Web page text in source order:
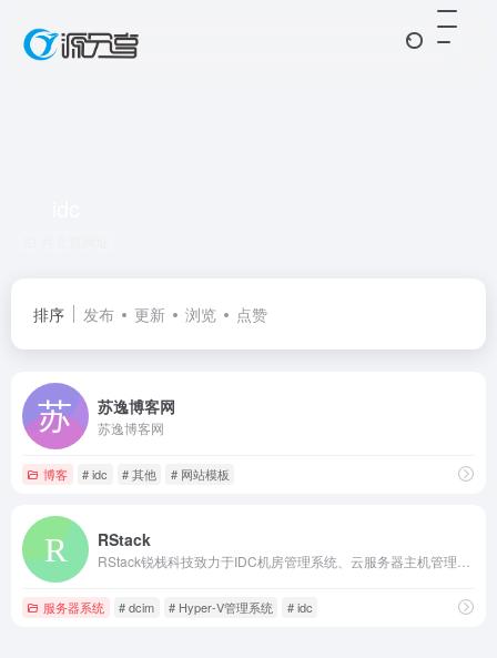
排序 发布 更新 浏览 点赞
苏逸博客网
苏逸博客网
博客 # idc # 其他 # 网站模板
RStack
服务器系统 # dcim # Hyper-V管理系统 # idc